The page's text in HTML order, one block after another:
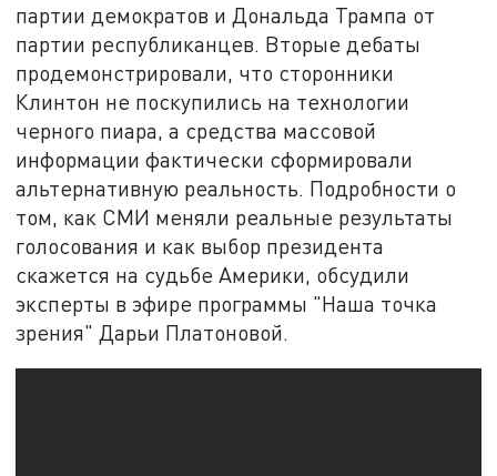
партии демократов и Дональда Трампа от
партии республиканцев. Вторые дебаты
продемонстрировали, что сторонники
Клинтон не поскупились на технологии
черного пиара, а средства массовой
информации фактически сформировали
альтернативную реальность. Подробности о
том, как СМИ меняли реальные результаты
голосования и как выбор президента
скажется на судьбе Америки, обсудили
эксперты в эфире программы "Наша точка
зрения" Дарьи Платоновой.